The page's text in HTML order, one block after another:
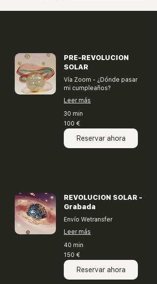
PRE-REVOLUCION
SOLAR
Vía Zoom - ¿Dónde pasar
mi cumpleaños?
Leer más
30 min
100
euros
100 €
Reservar ahora
REVOLUCION SOLAR -
Grabada
Envío Wetransfer
Leer más
40 min
150
euros
150 €
Reservar ahora